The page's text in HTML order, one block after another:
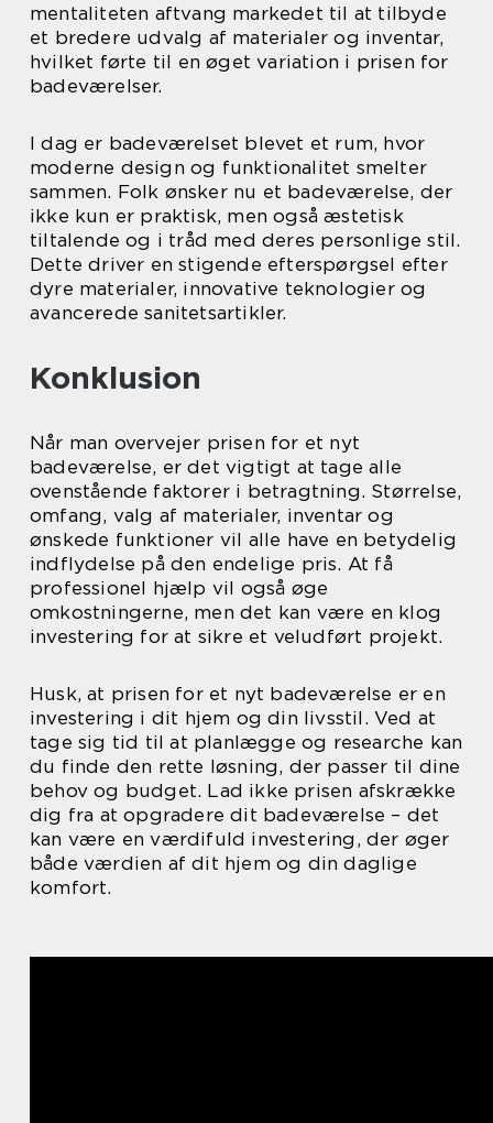
mentaliteten aftvang markedet til at tilbyde
et bredere udvalg af materialer og inventar,
hvilket førte til en øget variation i prisen for
badeværelser.
I dag er badeværelset blevet et rum, hvor
moderne design og funktionalitet smelter
sammen. Folk ønsker nu et badeværelse, der
ikke kun er praktisk, men også æstetisk
tiltalende og i tråd med deres personlige stil.
Dette driver en stigende efterspørgsel efter
dyre materialer, innovative teknologier og
avancerede sanitetsartikler.
Konklusion
Når man overvejer prisen for et nyt
badeværelse, er det vigtigt at tage alle
ovenstående faktorer i betragtning. Størrelse,
omfang, valg af materialer, inventar og
ønskede funktioner vil alle have en betydelig
indflydelse på den endelige pris. At få
professionel hjælp vil også øge
omkostningerne, men det kan være en klog
investering for at sikre et veludført projekt.
Husk, at prisen for et nyt badeværelse er en
investering i dit hjem og din livsstil. Ved at
tage sig tid til at planlægge og researche kan
du finde den rette løsning, der passer til dine
behov og budget. Lad ikke prisen afskrække
dig fra at opgradere dit badeværelse – det
kan være en værdifuld investering, der øger
både værdien af dit hjem og din daglige
komfort.